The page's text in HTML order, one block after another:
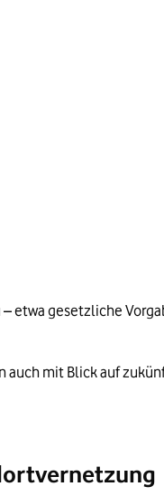
etwa gesetzliche
mit Blick auf